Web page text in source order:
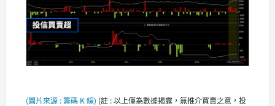
(圖片來源 : 籌碼 K 線) (註 : 以上僅為數據揭露，無推介買賣之意，投